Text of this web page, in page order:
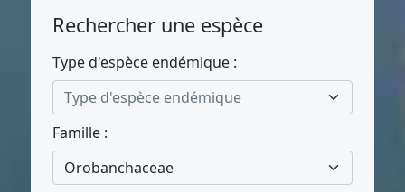
Rechercher une espèce
Type d'espèce endémique :
Type d'espèce endémique
Famille :
Orobanchaceae